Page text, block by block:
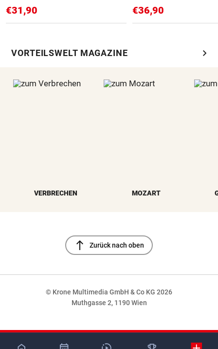
€31,90 €36,90
VORTEILSWELT MAGAZINE chevron_right
VERBRECHEN MOZART
north Zurück nach oben
© Krone Multimedia GmbH & Co KG 2026
Muthgasse 2, 1190 Wien
NaN%